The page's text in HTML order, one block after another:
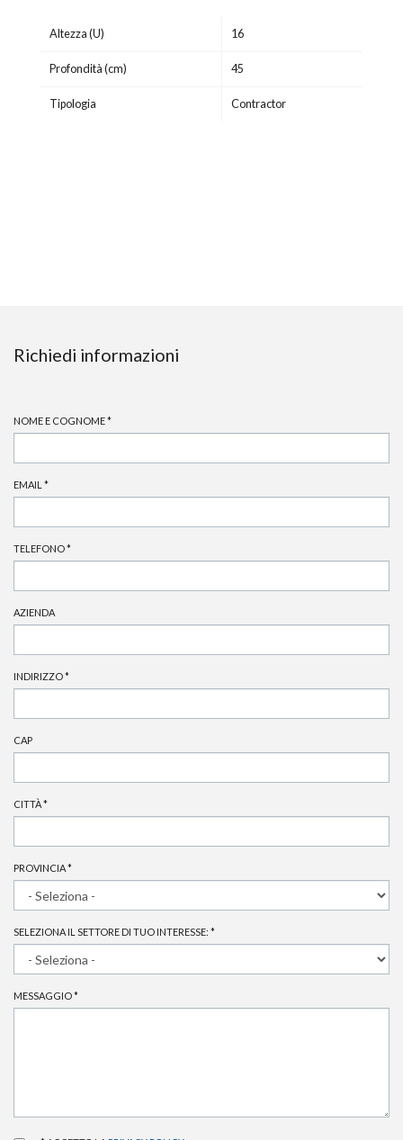
Altezza (U) 16
Profondità (cm) 45
Tipologia Contractor
Richiedi informazioni
NOME E COGNOME*
EMAIL *
TELEFONO*
AZIENDA
INDIRIZZO*
CAP
CITTÀ*
PROVINCIA*
SELEZIONA IL SETTORE DI TUO INTERESSE: *
MESSAGGIO*